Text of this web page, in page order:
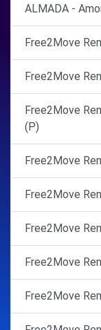
ALMADA -
Free2Move
Free2Move
Free2Move
(P)
Free2Move
Free2Move
Free2Move
Free2Move
Free2Move